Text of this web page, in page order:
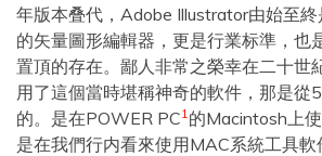
年版本叠代，Adobe Illustrator由始至
的矢量圖形編輯器，更是行業标準，也
置頂的存在。鄙人非常之榮幸在二十世
用了這個當時堪稱神奇的軟件，那是從
的。是在POWER PC1的Macintosh上
是在我們行内看來使用MAC系統工具軟